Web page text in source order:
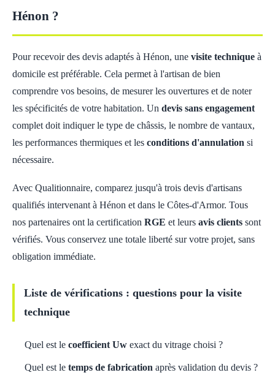
Hénon ?
Pour recevoir des devis adaptés à Hénon, une visite technique à
domicile est préférable. Cela permet à l'artisan de bien
comprendre vos besoins, de mesurer les ouvertures et de noter
les spécificités de votre habitation. Un devis sans engagement
complet doit indiquer le type de châssis, le nombre de vantaux,
les performances thermiques et les conditions d'annulation si
nécessaire.
Avec Qualitionnaire, comparez jusqu'à trois devis d'artisans
qualifiés intervenant à Hénon et dans le Côtes-d'Armor. Tous
nos partenaires ont la certification RGE et leurs avis clients sont
vérifiés. Vous conservez une totale liberté sur votre projet, sans
obligation immédiate.
Liste de vérifications : questions pour la visite
technique
Quel est le coefficient Uw exact du vitrage choisi ?
Quel est le temps de fabrication après validation du devis ?